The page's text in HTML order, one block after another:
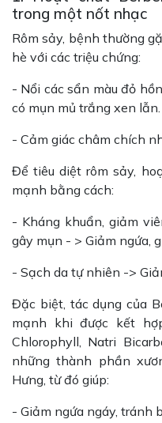
trong một nốt nhạc
Rôm sảy, bệnh thường
hè với các triệu chứng:
- Nổi các sẩn màu đỏ
có mụn mủ trắng xen lẫn.
- Cảm giác châm chích
Để tiêu diệt rôm sảy,
mạnh bằng cách:
- Kháng khuẩn, giảm
gây mụn - > Giảm ngứa,
- Sạch da tự nhiên ->
Đặc biệt, tác dụng của
mạnh khi được kết
Chlorophyll, Natri
những thành phần
Hưng, từ đó giúp:
- Giảm ngứa ngáy, tránh